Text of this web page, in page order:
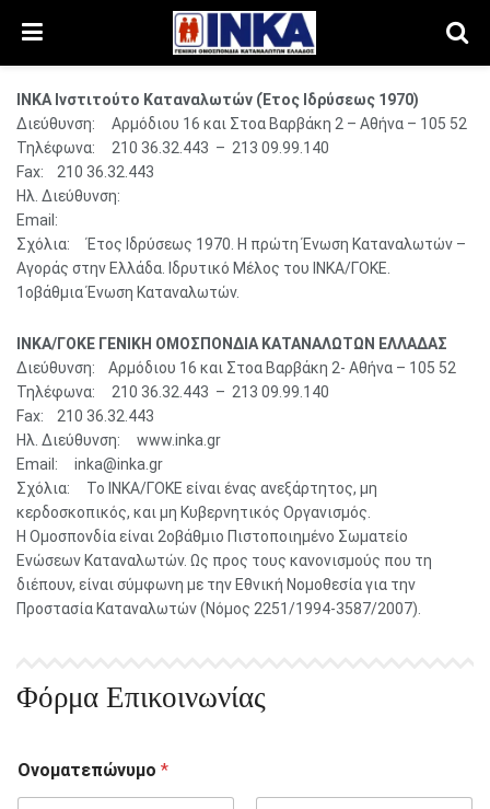
ΙΝΚΑ Ινστιτούτο Καταναλωτών (Έτος Ιδρύσεως 1970)
Διεύθυνση: Αρμόδιου 16 και Στοα Βαρβάκη 2 – Αθήνα – 105 52
Τηλέφωνα: 210 36.32.443 – 213 09.99.140
Fax: 210 36.32.443
Ηλ. Διεύθυνση:
Email:
Σχόλια: Έτος Ιδρύσεως 1970. Η πρώτη Ένωση Καταναλωτών –
Αγοράς στην Ελλάδα. Ιδρυτικό Μέλος του ΙΝΚΑ/ΓΟΚΕ.
1οβάθμια Ένωση Καταναλωτών.
ΙΝΚΑ/ΓΟΚΕ ΓΕΝΙΚΗ ΟΜΟΣΠΟΝΔΙΑ ΚΑΤΑΝΑΛΩΤΩΝ ΕΛΛΑΔΑΣ
Διεύθυνση: Αρμόδιου 16 και Στοα Βαρβάκη 2- Αθήνα – 105 52
Τηλέφωνα: 210 36.32.443 – 213 09.99.140
Fax: 210 36.32.443
Ηλ. Διεύθυνση: www.inka.gr
Email: inka@inka.gr
Σχόλια: Το ΙΝΚΑ/ΓΟΚΕ είναι ένας ανεξάρτητος, μη
κερδοσκοπικός, και μη Κυβερνητικός Οργανισμός.
Η Ομοσπονδία είναι 2οβάθμιο Πιστοποιημένο Σωματείο
Ενώσεων Καταναλωτών. Ως προς τους κανονισμούς που τη
διέπουν, είναι σύμφωνη με την Εθνική Νομοθεσία για την
Προστασία Καταναλωτών (Νόμος 2251/1994-3587/2007).
Φόρμα Επικοινωνίας
Ονοματεπώνυμο *